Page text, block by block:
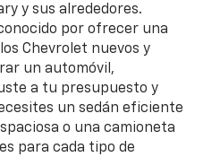
y sus alrededores.
por ofrecer una
Chevrolet nuevos y
un automóvil,
a tu presupuesto y
un sedán eficiente
o una camioneta
para cada tipo de